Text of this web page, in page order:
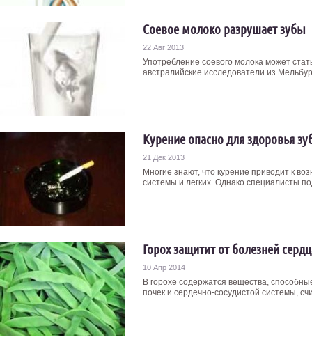
Соевое молоко разрушает зубы
22 Авг 2013
Употребление соевого молока может
австралийские исследователи из
Курение опасно для здоровья
21 Дек 2013
Многие знают, что курение приводит к
системы и легких. Однако специалисты
Горох защитит от болезней
10 Апр 2014
В горохе содержатся вещества,
почек и сердечно-сосудистой системы,